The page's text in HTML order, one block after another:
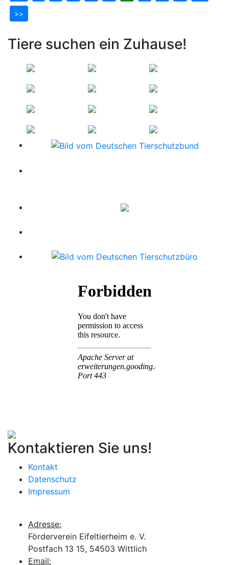
>>
Tiere suchen ein Zuhause!
Kontaktieren Sie uns!
Kontakt
Datenschutz
Impressum
Adresse:
Förderverein Eifeltierheim e. V.
Postfach 13 15, 54503 Wittlich
Email: